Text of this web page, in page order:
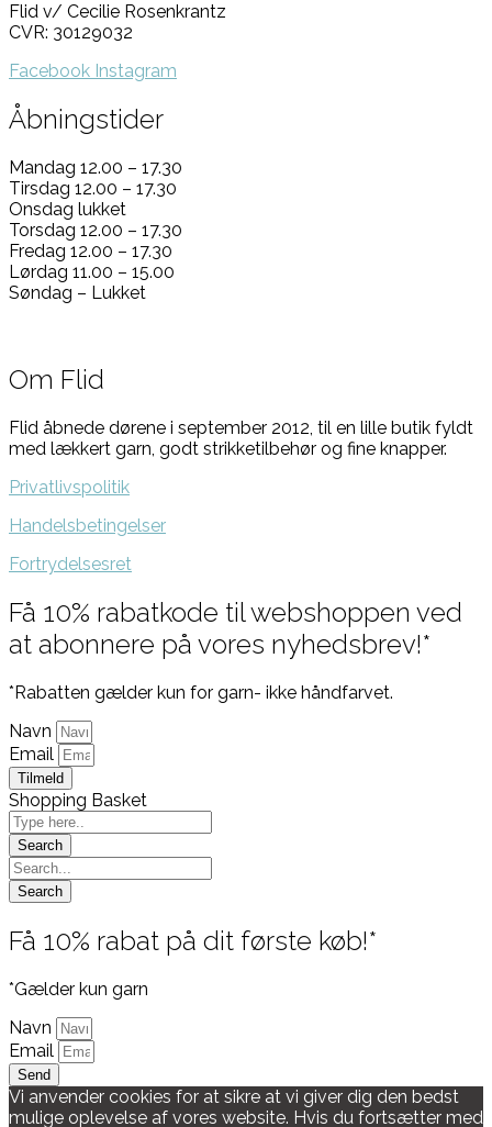
Flid v/ Cecilie Rosenkrantz
CVR: 30129032
Facebook Instagram
Åbningstider
Mandag 12.00 – 17.30
Tirsdag 12.00 – 17.30
Onsdag lukket
Torsdag 12.00 – 17.30
Fredag 12.00 – 17.30
Lørdag 11.00 – 15.00
Søndag – Lukket
Om Flid
Flid åbnede dørene i september 2012, til en lille butik fyldt
med lækkert garn, godt strikketilbehør og fine knapper.
Privatlivspolitik
Handelsbetingelser
Fortrydelsesret
Få 10% rabatkode til webshoppen ved
at abonnere på vores nyhedsbrev!*
*Rabatten gælder kun for garn- ikke håndfarvet.
Navn
Email
Tilmeld
Shopping Basket
Få 10% rabat på dit første køb!*
*Gælder kun garn
Navn
Email
Send
Vi anvender cookies for at sikre at vi giver dig den bedst
mulige oplevelse af vores website. Hvis du fortsætter med